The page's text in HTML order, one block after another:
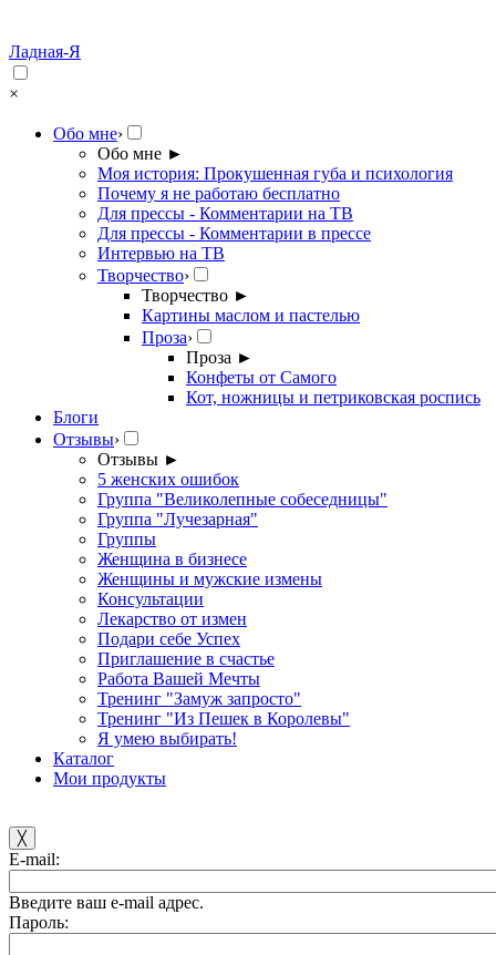
Ладная-Я
×
Обо мне›
Обо мне ►
Моя история: Прокушенная губа и психология
Почему я не работаю бесплатно
Для прессы - Комментарии на ТВ
Для прессы - Комментарии в прессе
Интервью на ТВ
Творчество›
Творчество ►
Картины маслом и пастелью
Проза›
Проза ►
Конфеты от Самого
Кот, ножницы и петриковская роспись
Блоги
Отзывы›
Отзывы ►
5 женских ошибок
Группа "Великолепные собеседницы"
Группа "Лучезарная"
Группы
Женщина в бизнесе
Женщины и мужские измены
Консультации
Лекарство от измен
Подари себе Успех
Приглашение в счастье
Работа Вашей Мечты
Тренинг "Замуж запросто"
Тренинг "Из Пешек в Королевы"
Я умею выбирать!
Каталог
Мои продукты
╳
E-mail:
Введите ваш e-mail адрес.
Пароль: